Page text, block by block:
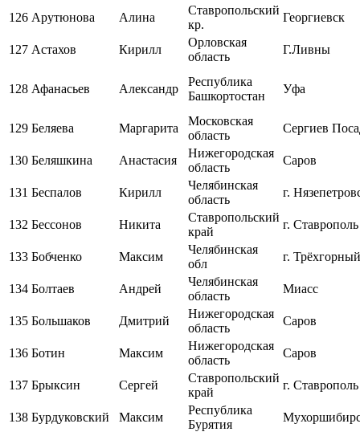
126 Арутюнова Алина
Ставропольский
кр.
Георгиевск
127 Астахов Кирилл
Орловская
область
Г.Ливны
128 Афанасьев Александр
Республика
Башкортостан
Уфа
129 Беляева Маргарита
Московская
область
Сергиев
130 Беляшкина Анастасия
Нижегородская
область
Саров
131 Беспалов Кирилл
Челябинская
область
г.
132 Бессонов Никита
Ставропольский
край
г. Ставрополь
133 Бобченко Максим
Челябинская
обл
г. Трёхгорный
134 Болтаев Андрей
Челябинская
область
Миасс
135 Большаков Дмитрий
Нижегородская
область
Саров
136 Ботин Максим
Нижегородская
область
Саров
137 Брыксин Сергей
Ставропольский
край
г. Ставрополь
138 Бурдуковский Максим
Республика
Бурятия